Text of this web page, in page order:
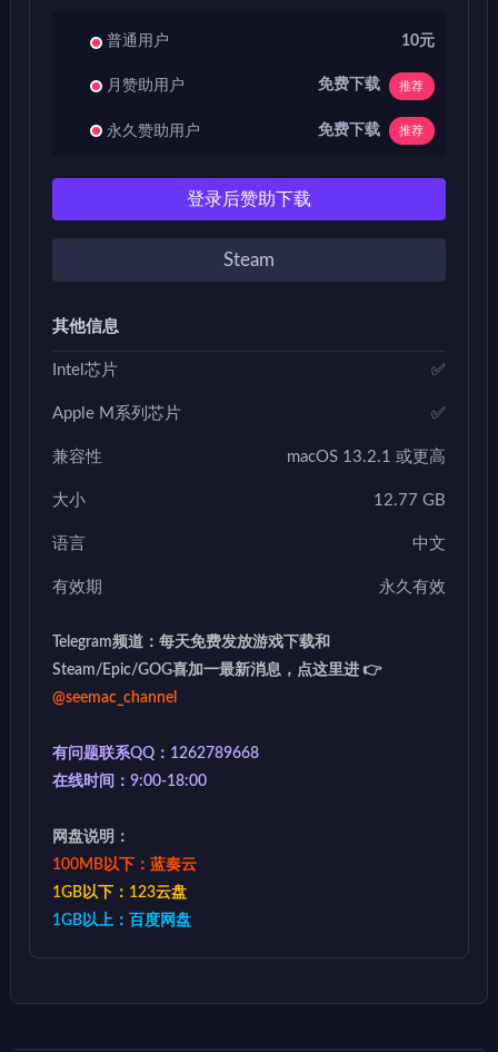
普通用户 10元
月赞助用户 免费下载 推荐
永久赞助用户 免费下载 推荐
登录后赞助下载
Steam
其他信息
Intel芯片 ✅
Apple M系列芯片 ✅
兼容性 macOS 13.2.1 或更高
大小 12.77 GB
语言 中文
有效期 永久有效
Telegram频道：每天免费发放游戏下载和
Steam/Epic/GOG喜加一最新消息，点这里进 👉
@seemac_channel
有问题联系QQ：1262789668
在线时间：9:00-18:00
网盘说明：
100MB以下：蓝奏云
1GB以下：123云盘
1GB以上：百度网盘